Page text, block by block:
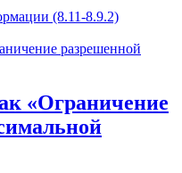
(8.11-8.9.2)
«Ограничение